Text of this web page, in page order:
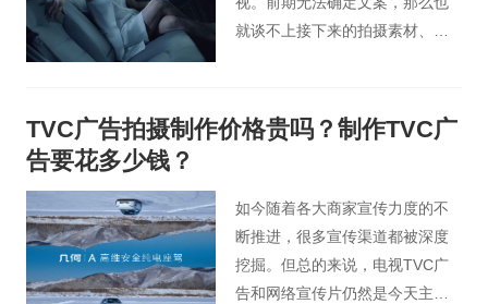
就谈不上接下来的拍摄素材、后
花谷宣传片小编为您介绍怎么通
过文案策划实现宣传片价值的最
TVC广告拍摄制作价格贵吗？制作TVC广
告要花多少钱？
如今随着各大商家宣传力度的不
断推进，很多宣传渠道都被深度
挖掘。但总的来说，电视TVC广
告和网络宣传片仍然是今天主要